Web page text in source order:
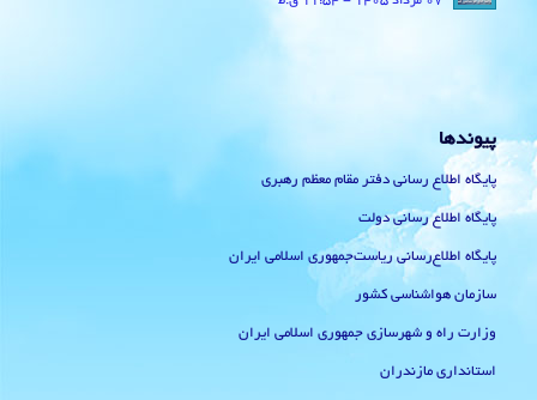
پیوندها
پایگاه اطلاع رسانی دفتر مقام معظم رهبری
پایگاه اطلاع رسانی دولت
پایگاه اطلاع‌رسانی ریاست‌جمهوری اسلامی ایران
سازمان هواشناسی کشور
وزارت راه و شهرسازی جمهوری اسلامی ایران
استانداری مازندران